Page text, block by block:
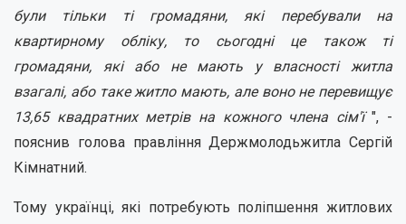
були тільки ті громадяни, які перебували на
квартирному обліку, то сьогодні це також ті
громадяни, які або не мають у власності житла
взагалі, або таке житло мають, але воно не перевищує
13,65 квадратних метрів на кожного члена сім'ї", -
пояснив голова правління Держмолодьжитла Сергій
Кімнатний.
Тому українці, які потребують поліпшення житлових